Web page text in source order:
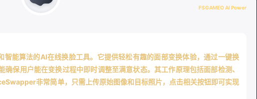
FSGAMEO AI Power
能算法的AI在线换脸工具。它提供轻松有趣的面部变换体验，通过一键换
保用户能在变换过程中即时调整至满意状态。其工作原理包括面部检测、
非常简单，只需上传原始图像和目标照片，点击相关按钮即可实现